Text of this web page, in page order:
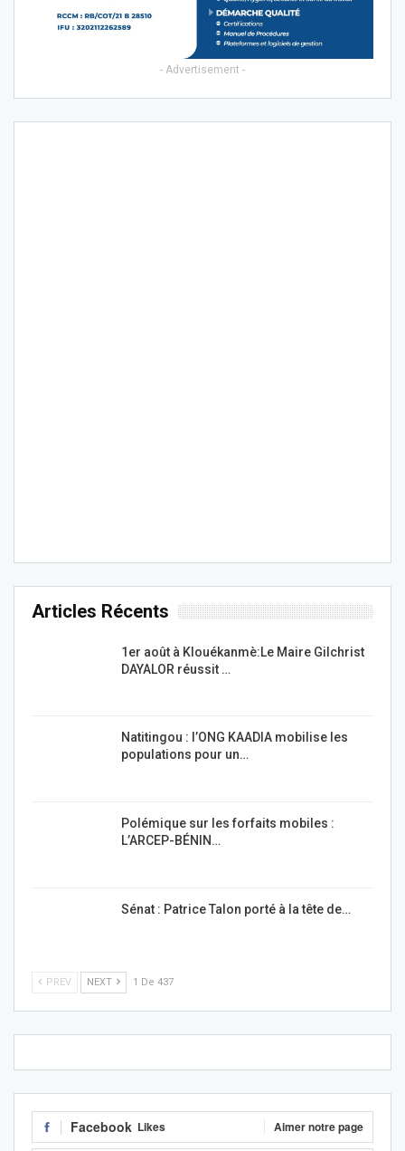
- Advertisement -
Articles Récents
1er août à Klouékanmè:Le Maire Gilchrist
DAYALOR réussit …
Natitingou : l’ONG KAADIA mobilise les
populations pour un…
Polémique sur les forfaits mobiles :
L’ARCEP-BÉNIN…
Sénat : Patrice Talon porté à la tête de…
PREV NEXT 1 De 437
Facebook Likes Aimer notre page